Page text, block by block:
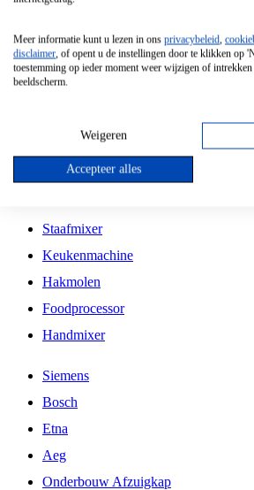
Vrijstaande Magnetron
Vrijstaande Kookplaat
Inbouw Gaskookplaat
Inbouw Keramische Kookplaat
Kookplaat Accessoires
Staafmixer
Keukenmachine
Hakmolen
Foodprocessor
Handmixer
Siemens
Bosch
Etna
Aeg
Onderbouw Afzuigkap
Meer informatie kunt u lezen in ons privacybeleid,
disclaimer, of opent u de instellingen door te klikken op
toestemming op ieder moment weer wijzigen of
beeldscherm.
Weigeren
Accepteer alles